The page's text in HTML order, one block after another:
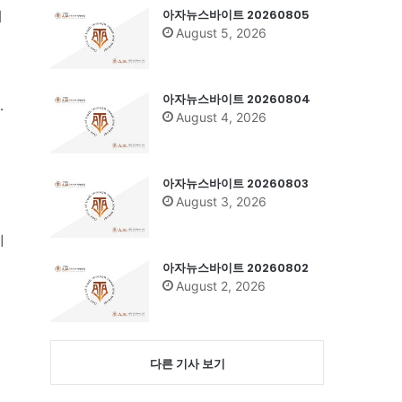
아자뉴스바이트 20260805
August 5, 2026
아자뉴스바이트 20260804
August 4, 2026
아자뉴스바이트 20260803
August 3, 2026
아자뉴스바이트 20260802
August 2, 2026
다른 기사 보기